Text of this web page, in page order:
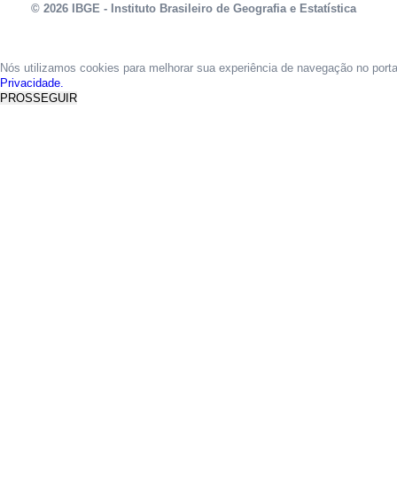
© 2026 IBGE - Instituto Brasileiro de Geografia e Estatística
Nós utilizamos cookies para melhorar sua experiência de navegação no
Privacidade.
PROSSEGUIR